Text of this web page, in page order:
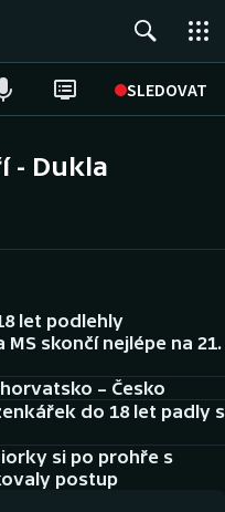
SLEDOVAT
- Dukla
let podlehly
MS skončí nejlépe na 21.
– Česko
do 18 let padly s
si po prohře s
postup